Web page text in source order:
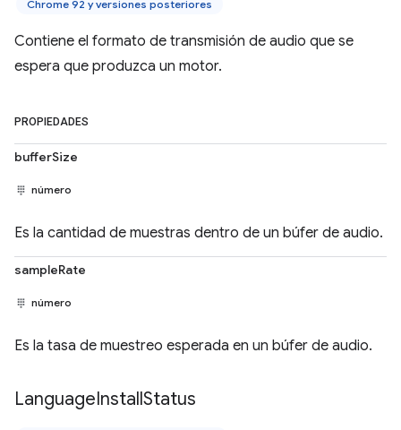
Chrome 92 y versiones posteriores
Contiene el formato de transmisión de audio que se
espera que produzca un motor.
PROPIEDADES
bufferSize
número
Es la cantidad de muestras dentro de un búfer de audio.
sampleRate
número
Es la tasa de muestreo esperada en un búfer de audio.
LanguageInstallStatus